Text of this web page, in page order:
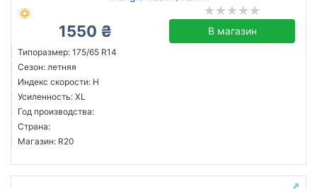
1550 ₴ В магазин
Типоразмер: 175/65 R14
Сезон: летняя
Индекс скорости: H
Усиленность: XL
Год производства:
Страна:
Магазин: R20